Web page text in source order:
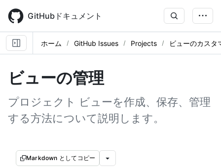
main
content
GitHubドキュメント
ホーム GitHub Issues Projects ビューのカスタ
ビューの管理
プロジェクト ビューを作成、保存、管理
する方法について説明します。
Markdown としてコピー